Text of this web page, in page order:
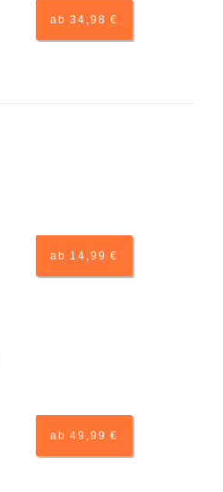
ab 34,98 €
ab 14,99 €
ab 49,99 €